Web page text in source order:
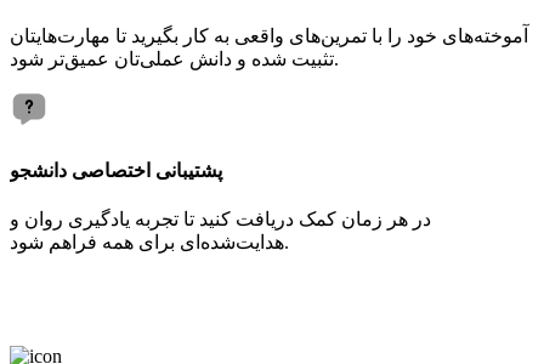
آموخته‌های خود را با تمرین‌های واقعی به کار بگیرید تا مهارت‌هایتان
تثبیت شده و دانش عملی‌تان عمیق‌تر شود.
پشتیبانی اختصاصی دانشجو
در هر زمان کمک دریافت کنید تا تجربه یادگیری روان و
هدایت‌شده‌ای برای همه فراهم شود.